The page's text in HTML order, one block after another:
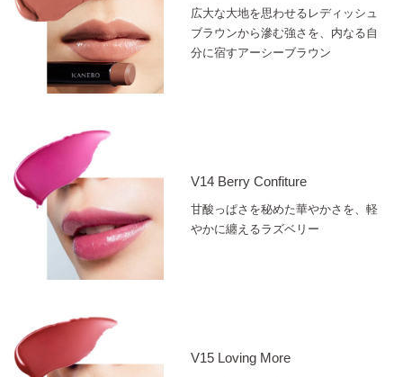
広大な大地を思わせるレディッシュ
ブラウンから滲む強さを、内なる自
分に宿すアーシーブラウン
V14 Berry Confiture
甘酸っぱさを秘めた華やかさを、軽
やかに纏えるラズベリー
V15 Loving More